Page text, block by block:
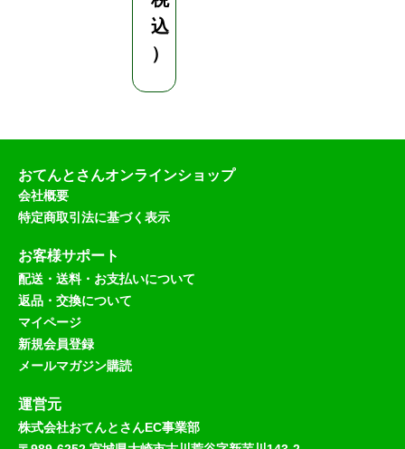
込
）
おてんとさんオンラインショップ
会社概要
特定商取引法に基づく表示
お客様サポート
配送・送料・お支払いについて
返品・交換について
マイページ
新規会員登録
メールマガジン購読
運営元
株式会社おてんとさんEC事業部